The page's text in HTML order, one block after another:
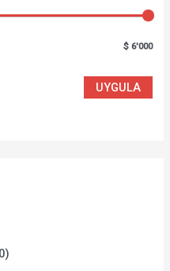
$ 6'000
UYGULA